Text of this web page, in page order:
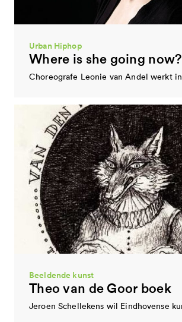
Festival nieuwe media
STRP
Beeldende kunst
De Fabriek
Urban Hiphop
Where is she going now?
Beeldende kunst
Theo van de Goor boek